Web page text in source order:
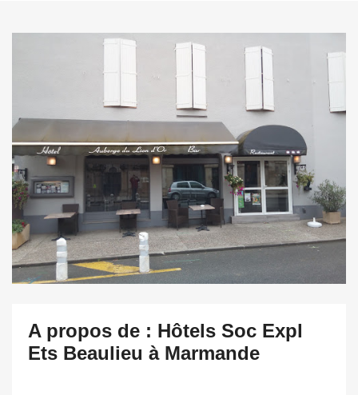
A propos de : Hôtels Soc Expl
Ets Beaulieu à Marmande